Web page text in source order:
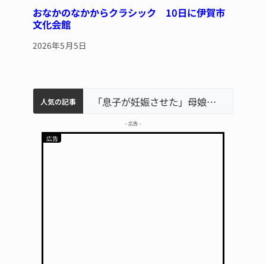
おなかのなかからクラシック 10日に伊賀市
文化会館
2026年5月5日
人気の記事
名張市水道料金47％値上げへ 答申案、審議会で大筋まとまる
中学校の陶壁モニュメント 地元建設会社がボランティアで清掃 伊賀名張市立病院のDMAT、熊本地震の被災地へ 能登以来3回目の派遣 「息子が妊娠させた」母娘だまされ400万円詐欺被害 名張
– 広告 –